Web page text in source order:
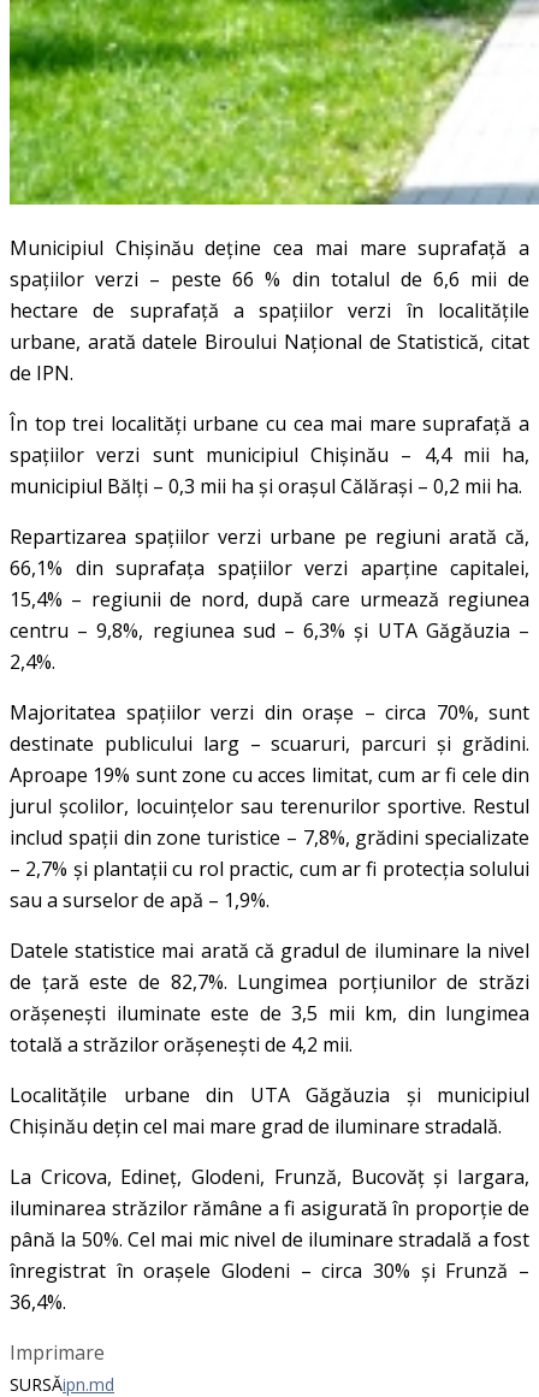
Municipiul Chișinău deține cea mai mare suprafață a
spațiilor verzi – peste 66 % din totalul de 6,6 mii de
hectare de suprafață a spațiilor verzi în localitățile
urbane, arată datele Biroului Național de Statistică, citat
de IPN.
În top trei localități urbane cu cea mai mare suprafață a
spațiilor verzi sunt municipiul Chișinău – 4,4 mii ha,
municipiul Bălți – 0,3 mii ha și orașul Călărași – 0,2 mii ha.
Repartizarea spațiilor verzi urbane pe regiuni arată că,
66,1% din suprafața spațiilor verzi aparține capitalei,
15,4% – regiunii de nord, după care urmează regiunea
centru – 9,8%, regiunea sud – 6,3% și UTA Găgăuzia –
2,4%.
Majoritatea spațiilor verzi din orașe – circa 70%, sunt
destinate publicului larg – scuaruri, parcuri și grădini.
Aproape 19% sunt zone cu acces limitat, cum ar fi cele din
jurul școlilor, locuințelor sau terenurilor sportive. Restul
includ spații din zone turistice – 7,8%, grădini specializate
– 2,7% și plantații cu rol practic, cum ar fi protecția solului
sau a surselor de apă – 1,9%.
Datele statistice mai arată că gradul de iluminare la nivel
de țară este de 82,7%. Lungimea porțiunilor de străzi
orășenești iluminate este de 3,5 mii km, din lungimea
totală a străzilor orășenești de 4,2 mii.
Localitățile urbane din UTA Găgăuzia și municipiul
Chișinău dețin cel mai mare grad de iluminare stradală.
La Cricova, Edineț, Glodeni, Frunză, Bucovăț și Iargara,
iluminarea străzilor rămâne a fi asigurată în proporție de
până la 50%. Cel mai mic nivel de iluminare stradală a fost
înregistrat în orașele Glodeni – circa 30% și Frunză –
36,4%.
Imprimare
SURSĂipn.md